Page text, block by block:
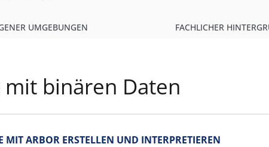
UMGEBUNGEN FACHLICHER
binären Daten
ARBOR ERSTELLEN UND INTERPRETIEREN